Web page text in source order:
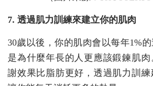
7. 透過肌力訓練來建立你的肌肉
30歲以後，你的肌肉會以每年1%
是為什麼年長的人更應該鍛鍊肌
謝效果比脂肪更好，透過肌力訓練